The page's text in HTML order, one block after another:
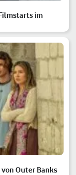
im
Outer Banks